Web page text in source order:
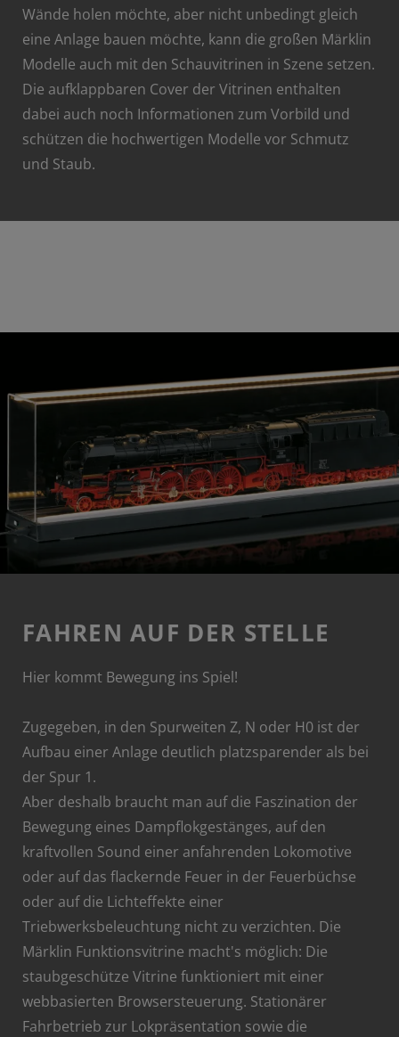
Wände holen möchte, aber nicht unbedingt gleich
eine Anlage bauen möchte, kann die großen Märklin
Modelle auch mit den Schauvitrinen in Szene setzen.
Die aufklappbaren Cover der Vitrinen enthalten
dabei auch noch Informationen zum Vorbild und
schützen die hochwertigen Modelle vor Schmutz
und Staub.
FAHREN AUF DER STELLE
Hier kommt Bewegung ins Spiel!
Zugegeben, in den Spurweiten Z, N oder H0 ist der
Aufbau einer Anlage deutlich platzsparender als bei
der Spur 1.
Aber deshalb braucht man auf die Faszination der
Bewegung eines Dampflokgestänges, auf den
kraftvollen Sound einer anfahrenden Lokomotive
oder auf das flackernde Feuer in der Feuerbüchse
oder auf die Lichteffekte einer
Triebwerksbeleuchtung nicht zu verzichten. Die
Märklin Funktionsvitrine macht's möglich: Die
staubgeschütze Vitrine funktioniert mit einer
webbasierten Browsersteuerung. Stationärer
Fahrbetrieb zur Lokpräsentation sowie die